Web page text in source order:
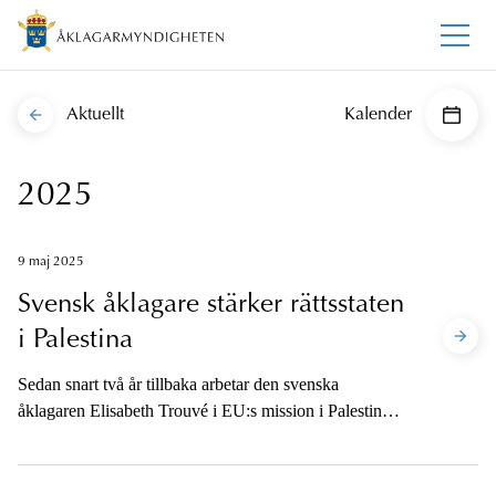
Aktuellt Kalender
2025
9 maj 2025
Svensk åklagare stärker rättsstaten
i Palestina
Sedan snart två år tillbaka arbetar den svenska
åklagaren Elisabeth Trouvé i EU:s mission i Palestina,
utvecklingen av det palestinska rättsväsendet och skapa